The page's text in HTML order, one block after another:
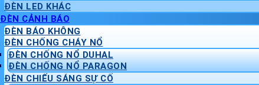
ĐÈN LED KHÁC
ĐÈN CẢNH BÁO
ĐÈN BÁO KHÔNG
ĐÈN CHỐNG CHÁY NỔ
ĐÈN CHỐNG NỔ DUHAL
ĐÈN CHỐNG NỔ PARAGON
ĐÈN CHIẾU SÁNG SỰ CỐ